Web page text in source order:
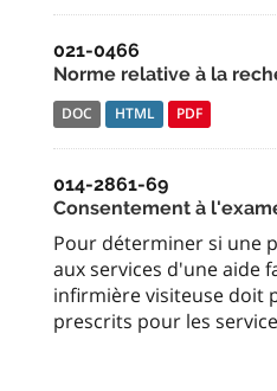
021-0466
Norme relative à la
DOC HTML PDF
014-2861-69
Consentement à
Pour déterminer si une
aux services d'une aide
infirmière visiteuse doit
prescrits pour les